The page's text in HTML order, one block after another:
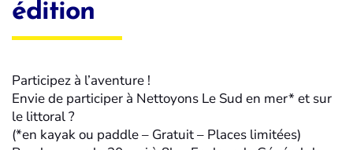
édition
Participez à l’aventure !
Envie de participer à Nettoyons Le Sud en mer* et sur
le littoral ?
(*en kayak ou paddle – Gratuit – Places limitées)